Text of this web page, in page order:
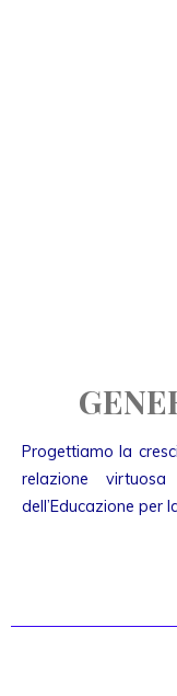
Progettiamo la
relazione
dell’Educazione per